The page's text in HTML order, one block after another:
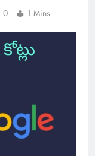
0 1 Mins